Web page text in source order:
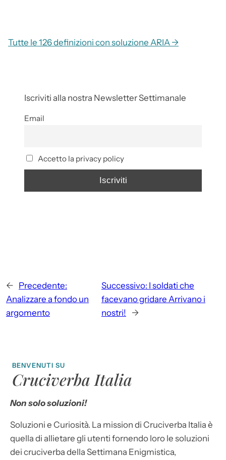
Tutte le 126 definizioni con soluzione ARIA →
Iscriviti alla nostra Newsletter Settimanale
Email
Accetto la privacy policy
← Precedente:
Analizzare a fondo un
argomento
Successivo: I soldati che
facevano gridare Arrivano i
nostri!
→
BENVENUTI SU
Cruciverba Italia
Non solo soluzioni!
Soluzioni e Curiosità. La mission di Cruciverba Italia è
quella di allietare gli utenti fornendo loro le soluzioni
dei cruciverba della Settimana Enigmistica,